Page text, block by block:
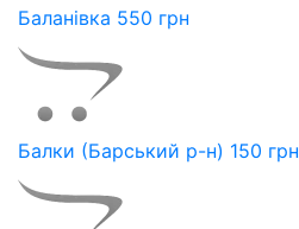
Баланівка 550 грн
Балки (Барський р-н) 150 грн